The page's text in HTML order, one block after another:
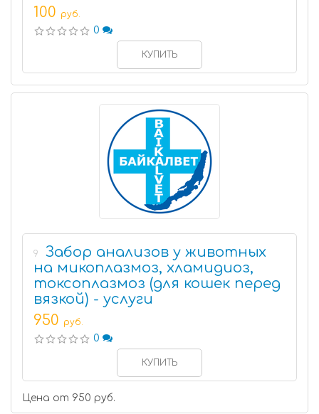
100 руб.
0
КУПИТЬ
9
Забор анализов у животных
на микоплазмоз, хламидиоз,
токсоплазмоз (для кошек перед
вязкой) - услуги
950 руб.
0
КУПИТЬ
Цена от 950 руб.